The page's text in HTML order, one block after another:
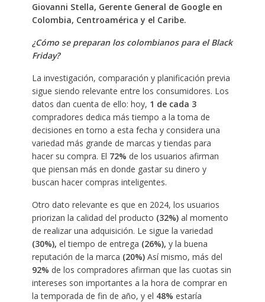
Giovanni Stella, Gerente General de Google en
Colombia, Centroamérica y el Caribe.
¿Cómo se preparan los colombianos para el Black
Friday?
La investigación, comparación y planificación previa
sigue siendo relevante entre los consumidores. Los
datos dan cuenta de ello: hoy, 1 de cada 3
compradores dedica más tiempo a la toma de
decisiones en torno a esta fecha y considera una
variedad más grande de marcas y tiendas para
hacer su compra. El 72% de los usuarios afirman
que piensan más en donde gastar su dinero y
buscan hacer compras inteligentes.
Otro dato relevante es que en 2024, los usuarios
priorizan la calidad del producto (32%)al momento
de realizar una adquisición. Le sigue la variedad
(30%), el tiempo de entrega (26%), y la buena
reputación de la marca (20%) Así mismo, más del
92% de los compradores afirman que las cuotas sin
intereses son importantes a la hora de comprar en
la temporada de fin de año, y el 48% estaría